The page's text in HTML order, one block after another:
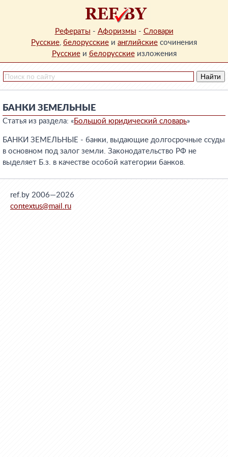
Рефераты - Афоризмы - Словари
Русские, белорусские и английские сочинения
Русскиеи белорусскиеизложения
БАНКИ ЗЕМЕЛЬНЫЕ
Статья из раздела: «Большой юридический словарь»
БАНКИ ЗЕМЕЛЬНЫЕ - банки, выдающие долгосрочные ссуды
в основном под залог земли. Законодательство РФ не
выделяет Б.з. в качестве особой категории банков.
ref.by 2006—2026
contextus@mail.ru